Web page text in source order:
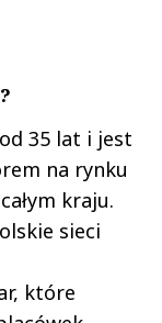
od 35 lat i jest
na rynku
kraju.
sieci
które